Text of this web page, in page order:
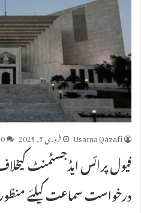
Usama Qazafi فروری 7, 2025 0
فیول پرائس ایڈجسٹمنٹ
درخواست سماعت کیلئے